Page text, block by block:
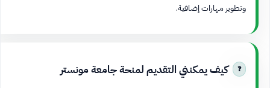
وتطوير مهارات إضافية.
كيف يمكنني التقديم لمنحة جامعة مونستر